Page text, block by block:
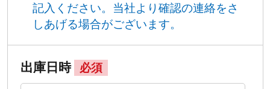
記入ください。 当社より確認の連絡をさ
しあげる場合がございます。
出庫日時 必須